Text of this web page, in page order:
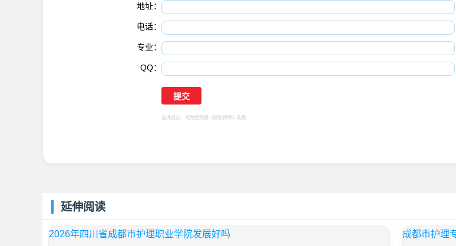
地址：
电话：
专业：
QQ：
选择提交，视为您同意 《隐私保障》 条例
延伸阅读
2026年四川省成都市护理职业学院发展好吗 成都市护理